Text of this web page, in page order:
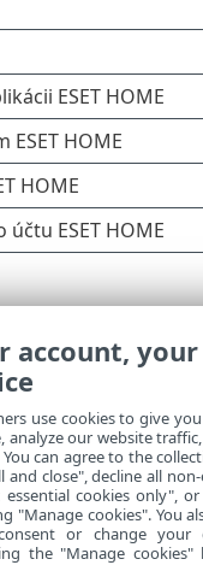
account,
use cookies to give
analyze our website
can agree to the
and close", decline all
essential cookies only",
"Manage cookies". You
or change your
the "Manage